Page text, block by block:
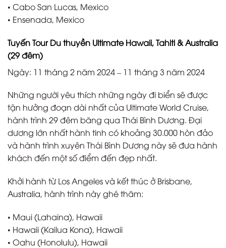
• Cabo San Lucas, Mexico
• Ensenada, Mexico
Tuyến Tour Du thuyền Ultimate Hawaii, Tahiti & Australia
(29 đêm)
Ngày: 11 tháng 2 năm 2024 – 11 tháng 3 năm 2024
Những người yêu thích những ngày đi biển sẽ được
tận hưởng đoạn dài nhất của Ultimate World Cruise,
hành trình 29 đêm băng qua Thái Bình Dương. Đại
dương lớn nhất hành tinh có khoảng 30.000 hòn đảo
và hành trình xuyên Thái Bình Dương này sẽ đưa hành
khách đến một số điểm đến đẹp nhất.
Khởi hành từ Los Angeles và kết thúc ở Brisbane,
Australia, hành trình này ghé thăm:
• Maui (Lahaina), Hawaii
• Hawaii (Kailua Kona), Hawaii
• Oahu (Honolulu), Hawaii